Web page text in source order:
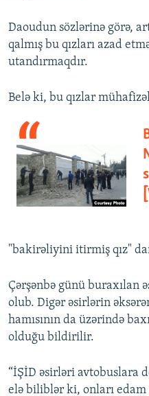
Daoudun sözlərinə görə,
qalmış bu qızları azad
utandırmaqdır.
Belə ki, bu qızlar
"bakirəliyini itirmiş qız"
Çərşənbə günü buraxılan
olub. Digər əsirlərin
hamısının da üzərində
olduğu bildirilir.
“İŞİD əsirləri avtobuslara
elə biliblər ki, onları edam